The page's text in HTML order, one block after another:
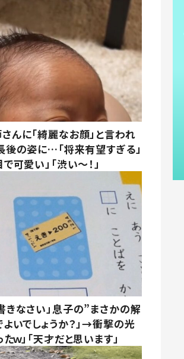
んに「綺麗なお顔」と言われ
後の姿に…「将来有望すぎる」
可愛い」「渋い～！」
きなさい」息子の”まさかの解
いでしょうか？」→衝撃の光
ｗ」「天才だと思います」